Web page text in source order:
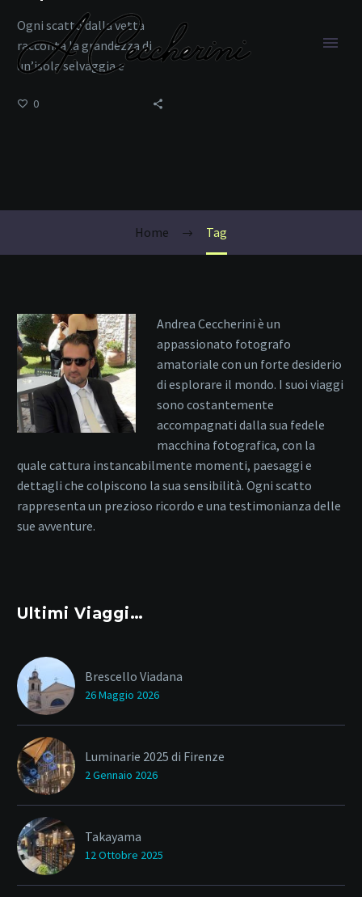
Home Tag
Ogni scatto dalla vetta
racconta la grandezza di
un’isola selvaggia e
0
Andrea Ceccherini è un
appassionato fotografo
amatoriale con un forte desiderio
di esplorare il mondo. I suoi viaggi
sono costantemente
accompagnati dalla sua fedele
macchina fotografica, con la
quale cattura instancabilmente momenti, paesaggi e
dettagli che colpiscono la sua sensibilità. Ogni scatto
rappresenta un prezioso ricordo e una testimonianza delle
sue avventure.
Ultimi Viaggi…
Brescello Viadana
26 Maggio 2026
Luminarie 2025 di Firenze
2 Gennaio 2026
Takayama
12 Ottobre 2025